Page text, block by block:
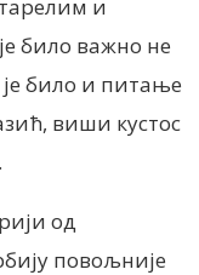
и
било важно не
било и питање
виши кустос
од
повољније